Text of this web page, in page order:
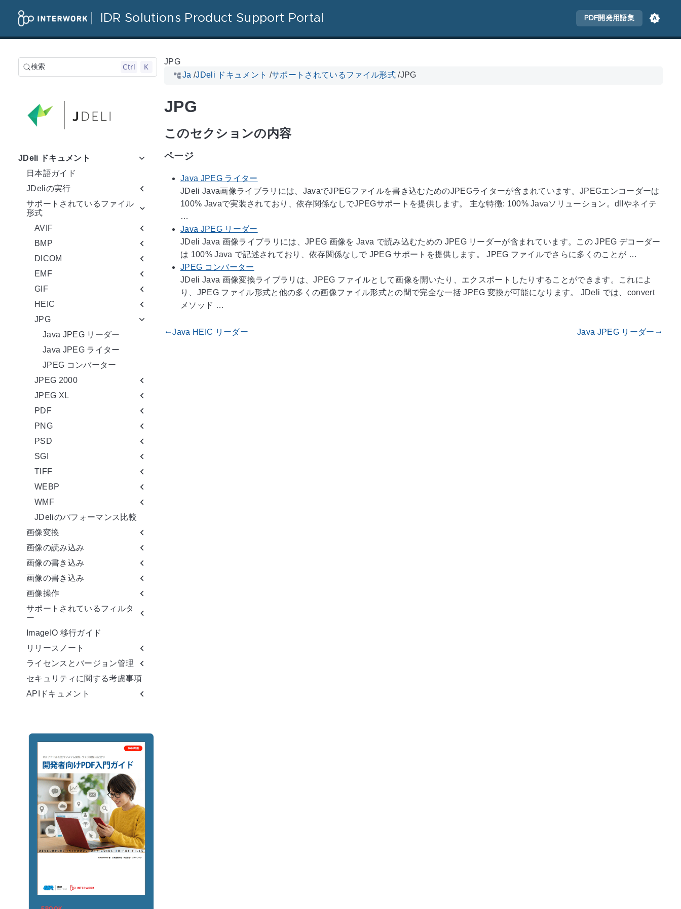
IDR Solutions Product Support Portal PDF開発用語集
検索 Ctrl K
JDeli ドキュメント
日本語ガイド
JDeliの実行
サポートされているファイル
形式
AVIF
BMP
DICOM
EMF
GIF
HEIC
JPG
Java JPEG リーダー
Java JPEG ライター
JPEG コンバーター
JPEG 2000
JPEG XL
PDF
PNG
PSD
SGI
TIFF
WEBP
WMF
JDeliのパフォーマンス比較
画像変換
画像の読み込み
画像の書き込み
画像の書き込み
画像操作
サポートされているフィルタ
ー
ImageIO 移行ガイド
リリースノート
ライセンスとバージョン管理
セキュリティに関する考慮事項
APIドキュメント
JPG
Ja /JDeli ドキュメント /サポートされているファイル形式/JPG
JPG
このセクションの内容
ページ
Java JPEG ライター
JDeli Java画像ライブラリには、JavaでJPEGファイルを書き込むためのJPEGライターが含まれています。JPEGエンコーダーは
100% Javaで実装されており、依存関係なしでJPEGサポートを提供します。 主な特徴: 100% Javaソリューション。dllやネイテ
…
Java JPEG リーダー
JDeli Java 画像ライブラリには、JPEG 画像を Java で読み込むための JPEG リーダーが含まれています。この JPEG デコーダー
は 100% Java で記述されており、依存関係なしで JPEG サポートを提供します。 JPEG ファイルでさらに多くのことが …
JPEG コンバーター
JDeli Java 画像変換ライブラリは、JPEG ファイルとして画像を開いたり、エクスポートしたりすることができます。これによ
り、JPEG ファイル形式と他の多くの画像ファイル形式との間で完全な一括 JPEG 変換が可能になります。 JDeli では、convert
メソッド …
gdoc_arrow_left_altJava HEIC リーダー Java JPEG リーダー gdoc_arrow_right_alt